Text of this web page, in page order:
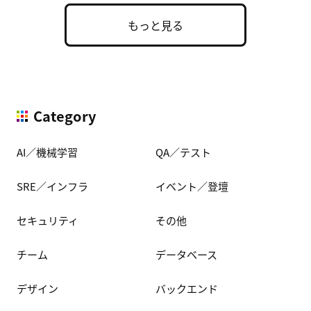
もっと見る
Category
AI／機械学習 QA／テスト
SRE／インフラ イベント／登壇
セキュリティ その他
チーム データベース
デザイン バックエンド